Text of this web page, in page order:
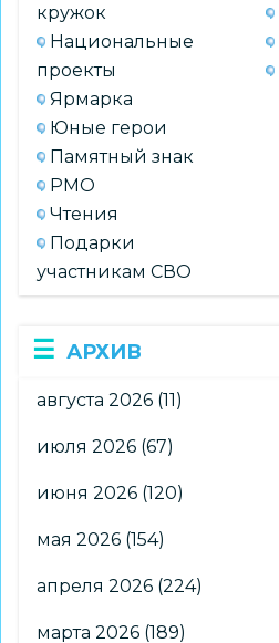
кружок
Национальные
проекты
Ярмарка
Юные герои
Памятный знак
РМО
Чтения
Подарки
участникам СВО
АРХИВ
августа 2026 (11)
июля 2026 (67)
июня 2026 (120)
мая 2026 (154)
апреля 2026 (224)
марта 2026 (189)